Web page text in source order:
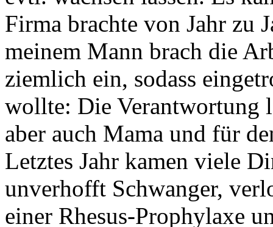
Firma brachte von Jahr zu
meinem Mann brach die
ziemlich ein, sodass
wollte: Die Verantwortung
aber auch Mama und für
Letztes Jahr kamen viele
unverhofft Schwanger,
einer Rhesus-Prophylaxe